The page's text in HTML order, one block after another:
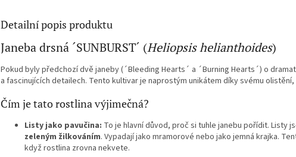
Detailní popis produktu
Janeba drsná ´SUNBURST´ (Heliopsis helianthoides)
Pokud byly předchozí dvě janeby (´Bleeding Hearts´ a ´Burning Hearts´) o
a fascinujících detailech. Tento kultivar je naprostým unikátem díky svému
Čím je tato rostlina výjimečná?
Listy jako pavučina: To je hlavní důvod, proč si tuhle janebu pořídit. Listy
zeleným žilkováním. Vypadají jako mramorové nebo jako jemná krajka.
když rostlina zrovna nekvete.